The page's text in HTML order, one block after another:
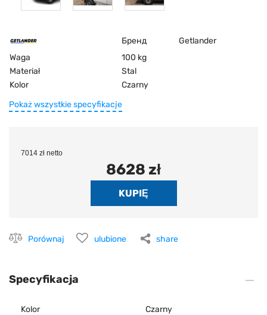
Бренд
Getlander
Waga
100 kg
Materiał
Stal
Kolor
Czarny
Pokaż wszystkie specyfikacje
7014 zł netto
8628 zł
Porównaj ulubione share
Specyfikacja
Kolor
Czarny